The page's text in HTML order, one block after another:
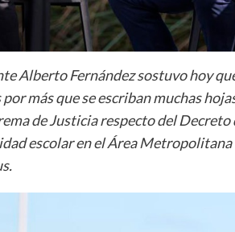
Alberto Fernández sostuvo hoy
más que se escriban muchas
de Justicia respecto del
escolar en el Área